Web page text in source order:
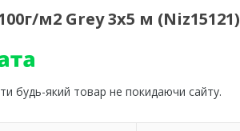
м2 Grey 3х5 м (Niz15121)
будь-який товар не покидаючи сайту.